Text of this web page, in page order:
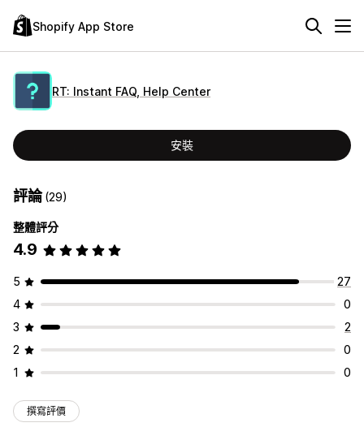
Shopify App Store
RT: Instant FAQ, Help Center
安裝
評論(29)
整體評分
4.9
5
27
4
0
3
2
2
0
1
0
撰寫評價